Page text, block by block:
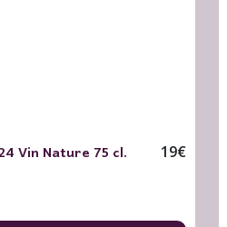
Vin Nature 75 cl. 19€